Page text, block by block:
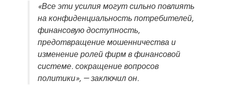
«Все эти усилия могут сильно повлиять
на конфиденциальность потребителей,
финансовую доступность,
предотвращение мошенничества и
изменение ролей фирм в финансовой
системе. сокращение вопросов
политики», — заключил он.